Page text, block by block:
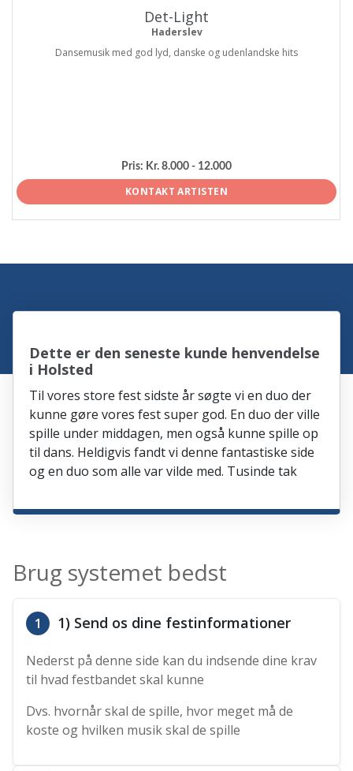
Det-Light
Haderslev
Dansemusik med god lyd, danske og udenlandske hits
Pris: Kr. 8.000 - 12.000
KONTAKT ARTISTEN
Dette er den seneste kunde henvendelse
i Holsted
Til vores store fest sidste år søgte vi en duo der
kunne gøre vores fest super god. En duo der ville
spille under middagen, men også kunne spille op
til dans. Heldigvis fandt vi denne fantastiske side
og en duo som alle var vilde med. Tusinde tak
Brug systemet bedst
1 1) Send os dine festinformationer
Nederst på denne side kan du indsende dine krav
til hvad festbandet skal kunne
Dvs. hvornår skal de spille, hvor meget må de
koste og hvilken musik skal de spille